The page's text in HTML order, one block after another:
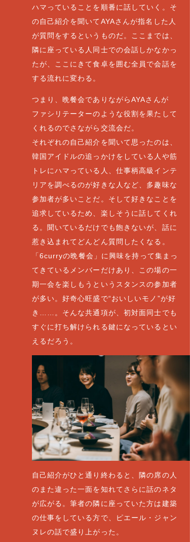
ハマっていることを順番に話していく。そ
の自己紹介を聞いてAYAさんが指名した人
が質問をするというものだ。ここまでは、
隣に座っている人同士での会話しかなかっ
たが、ここにきて食卓を囲む全員で会話を
する流れに変わる。
つまり、晩餐会でありながらAYAさんが
ファシリテーターのような役割を果たして
くれるのでさながら交流会だ。
それぞれの自己紹介を聞いて思ったのは、
韓国アイドルの追っかけをしている人や筋
トレにハマっている人、仕事柄高級インテ
リアを調べるのが好きな人など、多趣味な
参加者が多いことだ。そして好きなことを
追求しているため、楽しそうに話してくれ
る。聞いているだけでも飽きないが、話に
惹き込まれてどんどん質問したくなる。
「6curryの晩餐会」に興味を持って集まっ
てきているメンバーだけあり、この場の一
期一会を楽しもうというスタンスの参加者
が多い。好奇心旺盛で“おいしいモノ”が好
き……。そんな共通項が、初対面同士でも
すぐに打ち解けられる鍵になっているとい
えるだろう。
自己紹介がひと通り終わると、隣の席の人
のまた違った一面を知れてさらに話のネタ
が広がる。筆者の隣に座っていた方は建築
の仕事をしている方で、ピエール・ジャン
ヌレの話で盛り上がった。